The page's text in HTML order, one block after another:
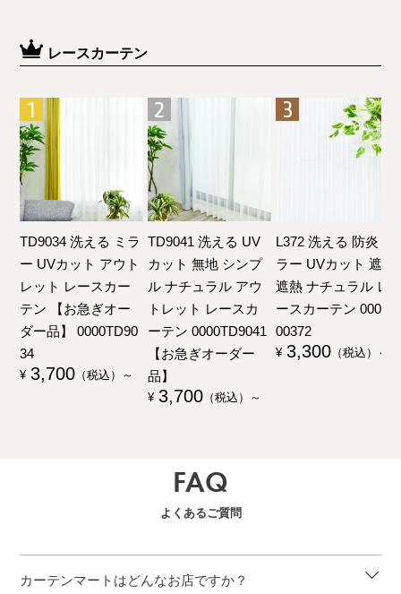
レースカーテン
TD9034 洗える ミラ
ー UVカット アウト
レット レースカー
テン 【お急ぎオー
ダー品】 0000TD90
34
¥ 3,700 （税込）～
TD9041 洗える UV
カット 無地 シンプ
ル ナチュラル アウ
トレット レースカ
ーテン 0000TD9041
【お急ぎオーダー
品】
¥ 3,700 （税込）～
L372 洗える 防炎 ミ
ラー UVカット 遮像
遮熱 ナチュラル レ
ースカーテン 00000
00372
¥ 3,300 （税込）～
FAQ
よくあるご質問
カーテンマートはどんなお店ですか？